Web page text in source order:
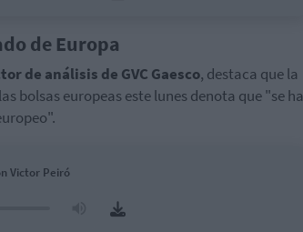
de Europa
de análisis de GVC Gaesco, destaca que la
bolsas europeas este lunes denota que "se ha
Victor Peiró